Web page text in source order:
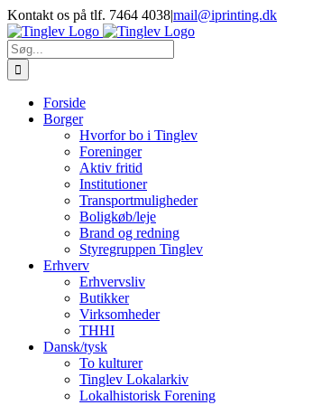
Skip
to
content
Kontakt os på tlf. 7464 4038|mail@iprinting.dk
Søg
efter:
Forside
Borger
Hvorfor bo i Tinglev
Foreninger
Aktiv fritid
Institutioner
Transportmuligheder
Boligkøb/leje
Brand og redning
Styregruppen Tinglev
Erhverv
Erhvervsliv
Butikker
Virksomheder
THHI
Dansk/tysk
To kulturer
Tinglev Lokalarkiv
Lokalhistorisk Forening